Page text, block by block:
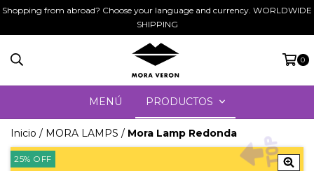
Shopping from abroad? Choose your language and currency. WORLDWIDE
SHIPPING
0
MENÚ PRODUCTOS
Inicio / MORA LAMPS / Mora Lamp Redonda
25% OFF